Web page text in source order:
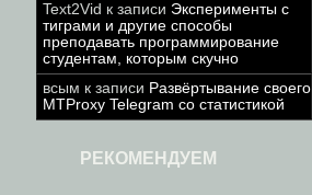
Text2Vid к записи Эксперименты с
тиграми и другие способы
преподавать программирование
студентам, которым скучно
всым к записи Развёртывание своего
MTProxy Telegram со статистикой
РЕКОМЕНДУЕМ